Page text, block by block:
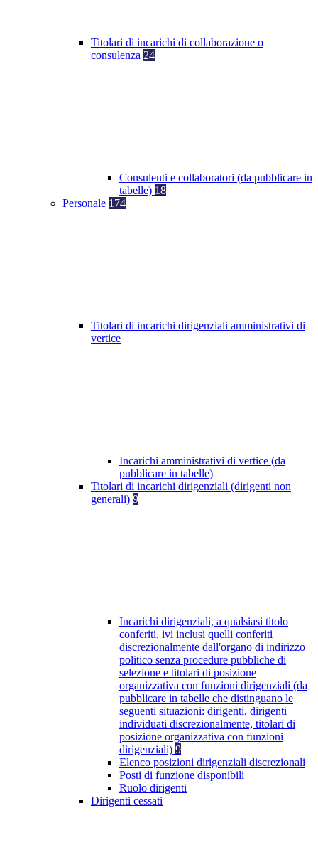
Titolari di incarichi di collaborazione o
consulenza 24
Consulenti e collaboratori (da pubblicare in
tabelle) 18
Personale 174
Titolari di incarichi dirigenziali amministrativi di
vertice
Incarichi amministrativi di vertice (da
pubblicare in tabelle)
Titolari di incarichi dirigenziali (dirigenti non
generali) 9
Incarichi dirigenziali, a qualsiasi titolo
conferiti, ivi inclusi quelli conferiti
discrezionalmente dall'organo di indirizzo
politico senza procedure pubbliche di
selezione e titolari di posizione
organizzativa con funzioni dirigenziali (da
pubblicare in tabelle che distinguano le
seguenti situazioni: dirigenti, dirigenti
individuati discrezionalmente, titolari di
posizione organizzativa con funzioni
dirigenziali) 9
Elenco posizioni dirigenziali discrezionali
Posti di funzione disponibili
Ruolo dirigenti
Dirigenti cessati